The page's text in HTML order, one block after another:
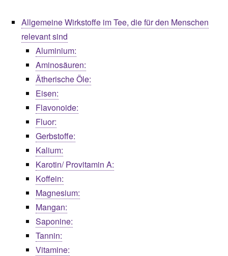
Allgemeine Wirkstoffe im Tee, die für den Menschen
relevant sind
Aluminium:
Aminosäuren:
Ätherische Öle:
Eisen:
Flavonoide:
Fluor:
Gerbstoffe:
Kalium:
Karotin/ Provitamin A:
Koffein:
Magnesium:
Mangan:
Saponine:
Tannin:
Vitamine: